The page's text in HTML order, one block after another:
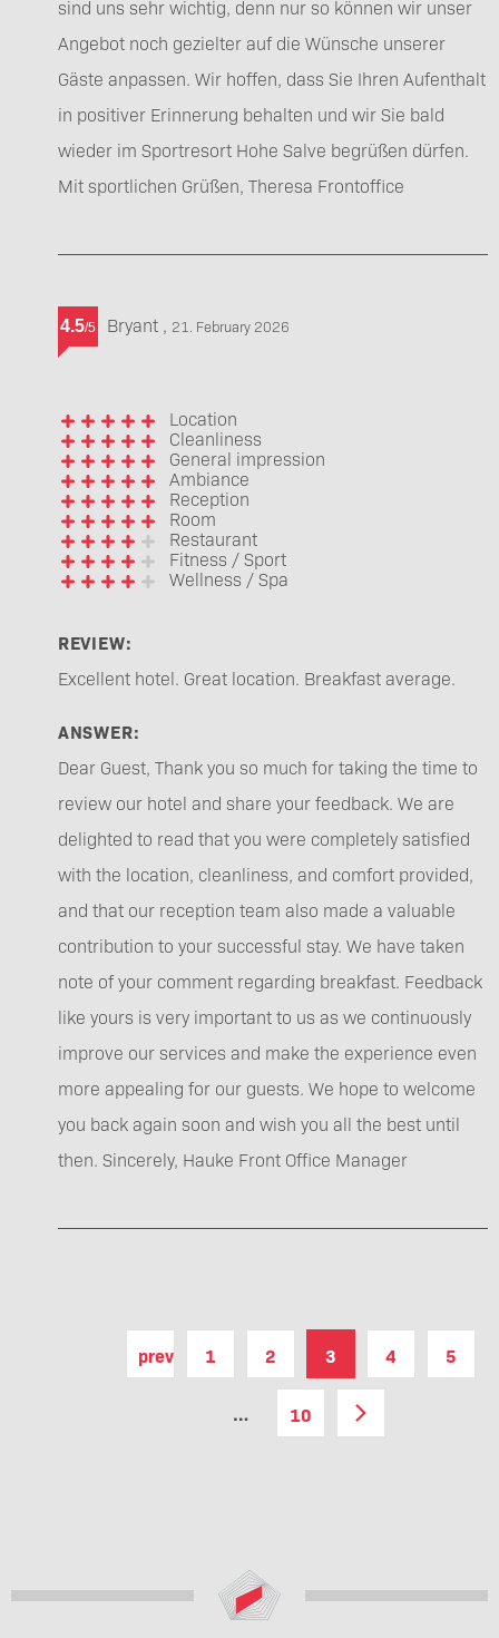
sind uns sehr wichtig, denn nur so können wir unser
Angebot noch gezielter auf die Wünsche unserer
Gäste anpassen. Wir hoffen, dass Sie Ihren Aufenthalt
in positiver Erinnerung behalten und wir Sie bald
wieder im Sportresort Hohe Salve begrüßen dürfen.
Mit sportlichen Grüßen, Theresa Frontoffice
4.5/5 Bryant , 21. February 2026
Location
Cleanliness
General impression
Ambiance
Reception
Room
Restaurant
Fitness / Sport
Wellness / Spa
REVIEW:
Excellent hotel. Great location. Breakfast average.
ANSWER:
Dear Guest, Thank you so much for taking the time to
review our hotel and share your feedback. We are
delighted to read that you were completely satisfied
with the location, cleanliness, and comfort provided,
and that our reception team also made a valuable
contribution to your successful stay. We have taken
note of your comment regarding breakfast. Feedback
like yours is very important to us as we continuously
improve our services and make the experience even
more appealing for our guests. We hope to welcome
you back again soon and wish you all the best until
then. Sincerely, Hauke Front Office Manager
previous1 2 3 4 5
… 10